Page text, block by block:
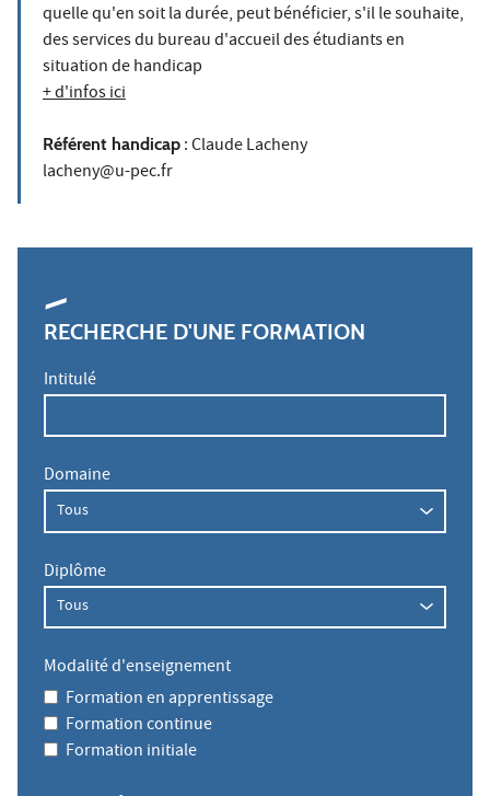
quelle qu'en soit la durée, peut bénéficier, s'il le souhaite,
des services du bureau d'accueil des étudiants en
situation de handicap
+ d'infos ici
Référent handicap : Claude Lacheny
lacheny@u-pec.fr
RECHERCHE D'UNE FORMATION
Intitulé
Domaine
Diplôme
Modalité d'enseignement
Formation en apprentissage
Formation continue
Formation initiale